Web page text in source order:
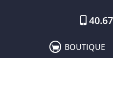
 BOUTIQUE